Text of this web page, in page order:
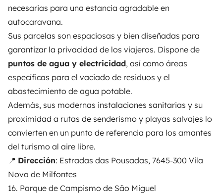
necesarias para una estancia agradable en
autocaravana.
Sus parcelas son espaciosas y bien diseñadas para
garantizar la privacidad de los viajeros. Dispone de
puntos de agua y electricidad, así como áreas
específicas para el vaciado de residuos y el
abastecimiento de agua potable.
Además, sus modernas instalaciones sanitarias y su
proximidad a rutas de senderismo y playas salvajes lo
convierten en un punto de referencia para los amantes
del turismo al aire libre.
📍 Dirección: Estradas das Pousadas, 7645-300 Vila
Nova de Milfontes
16. Parque de Campismo de São Miguel